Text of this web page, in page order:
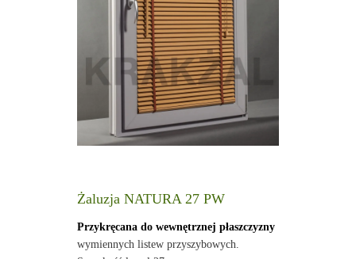
Żaluzja NATURA 27 PW
Przykręcana do wewnętrznej płaszczyzny
wymiennych listew przyszybowych.